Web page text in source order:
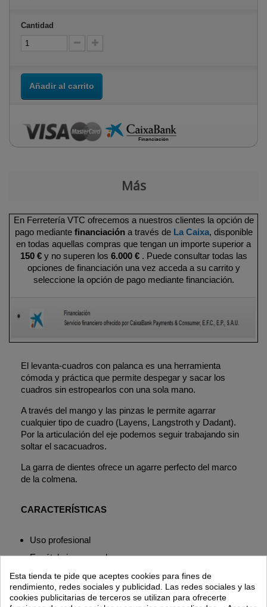
Cantidad
Añadir al carrito
Más
En Ferretería VTC ofrecemos a nuestros clientes la opción de
pago mediante financiacióna través de La Caixa, disponible
en todas aquellas compras que tengan un importe superior a
150 €y no superen los 6.000 €. Puede consultar todas las
opciones de financiación una vez acceda a su carrito y
seleccione la opción de pago mediante financiación.
El levanta-cuadros con palanca es una herramienta
cómoda y práctica que permite despegar y sacar los
cuadros sin estropearlos con una sola mano.
A través del mango y las pinzas le permite agarrar
cualquier tipo de cuadro (Layens, Langstroth y Dadant).
Por la articulación del eje podemos seguir trabajando sin
soltar el sacacuadros.
La garra de dientes ofrece un agarre perfecto del marco
de la colmena.
CARACTERÍSTICAS
Uso profesional
Espátula incorporada.
Puños redondos con manguito plástico.
El levanta-cuadros supone una herramienta de uso
imprescindible en la apicultura.Las abejas suelen pegar
Esta tienda te pide que aceptes cookies para fines de
rendimiento, redes sociales y publicidad. Las redes sociales y las
cookies publicitarias de terceros se utilizan para ofrecerte